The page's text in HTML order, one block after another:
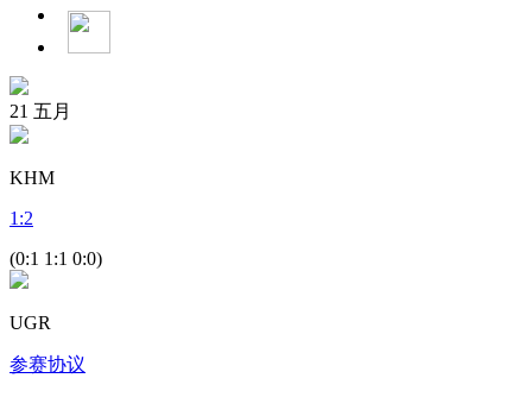
21 五月
KHM
1 :2
(0:1 1:1 0:0)
UGR
参赛协议